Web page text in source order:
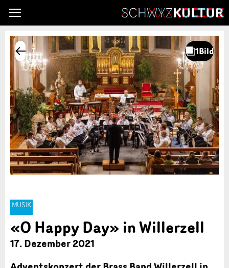
MUSIK
«O Happy Day» in Willerzell
17. Dezember 2021